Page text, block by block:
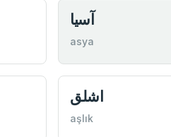
آسيا
asya
اشلق
aşlık